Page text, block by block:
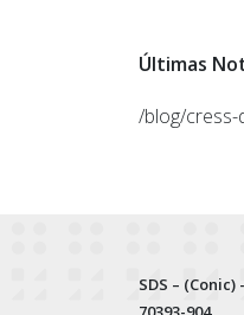
Últimas
/blog/
SDS –